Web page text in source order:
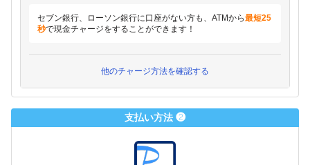
セブン銀行、ローソン銀行に口座がない方も、ATMから最短25
秒で現金チャージをすることができます！
他のチャージ方法を確認する
支払い方法 ❷